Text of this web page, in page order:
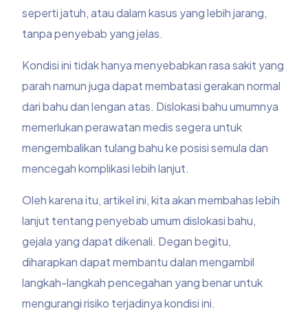
seperti jatuh, atau dalam kasus yang lebih jarang,
tanpa penyebab yang jelas.
Kondisi ini tidak hanya menyebabkan rasa sakit yang
parah namun juga dapat membatasi gerakan normal
dari bahu dan lengan atas. Dislokasi bahu umumnya
memerlukan perawatan medis segera untuk
mengembalikan tulang bahu ke posisi semula dan
mencegah komplikasi lebih lanjut.
Oleh karena itu, artikel ini, kita akan membahas lebih
lanjut tentang penyebab umum dislokasi bahu,
gejala yang dapat dikenali. Degan begitu,
diharapkan dapat membantu dalan mengambil
langkah-langkah pencegahan yang benar untuk
mengurangi risiko terjadinya kondisi ini.